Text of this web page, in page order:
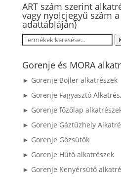
ART szám szerint
vagy nyolcjegyű szám
adattábláján)
Keresés
következőre:
Gorenje és MORA
► Gorenje Bojler alkatrészek
► Gorenje Fagyasztó
► Gorenje főzőlap
► Gorenje Gáztűzhely
► Gorenje Gőzsütők
► Gorenje Hűtő alkatrészek
► Gorenje Kenyérsütő